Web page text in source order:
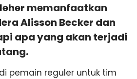
memanfaatkan
Alisson Becker dan
apa yang akan terjadi
pemain reguler untuk tim